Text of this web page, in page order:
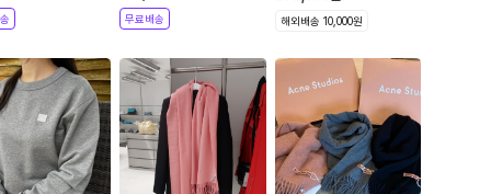
무료배송 해외배송 10,000원